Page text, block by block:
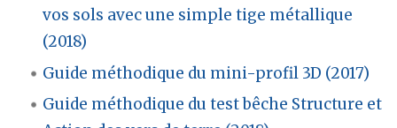
vos sols avec une simple tige métallique
(2018)
Guide méthodique du mini-profil 3D (2017)
Guide méthodique du test bêche Structure et